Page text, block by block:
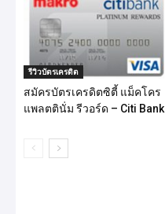
รีวิวบัตรเครดิต
สมัครบัตรเครดิตซิตี้ แม็คโคร
แพลตตินั่ม รีวอร์ด – Citi Bank